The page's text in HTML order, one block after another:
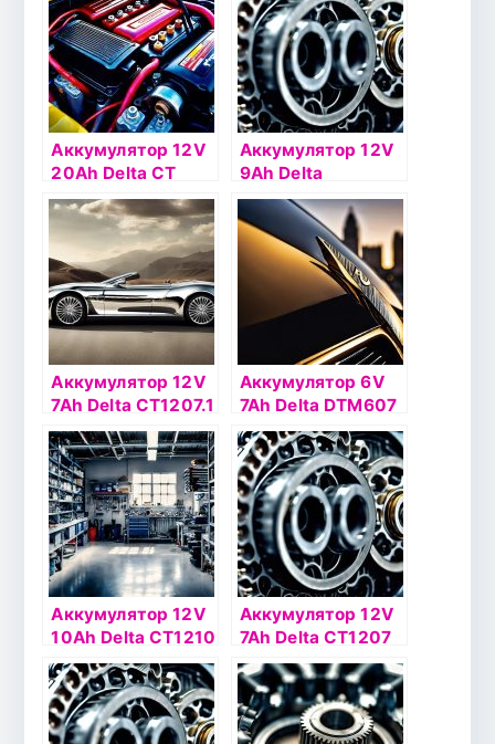
Аккумулятор 12V
20Ah Delta СТ
12201 о.п.(- +)
Аккумулятор 12V
9Ah Delta
CT1209.1 п.п.(+ -)
Аккумулятор 12V
7Ah Delta CT1207.1
о.п.(- +)
Аккумулятор 6V
7Ah Delta DTM607
Аккумулятор 12V
10Ah Delta СТ1210
п.п. (+ -)
Аккумулятор 12V
7Ah Delta СТ1207
п.п.(+ -)